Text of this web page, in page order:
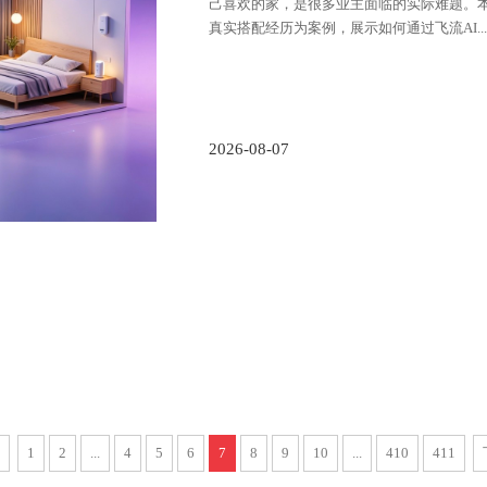
己喜欢的家，是很多业主面临的实际难题。
真实搭配经历为案例，展示如何通过飞流AI...
2026-08-07
1 2 ... 4 5 6 7 8 9 10 ... 410 411